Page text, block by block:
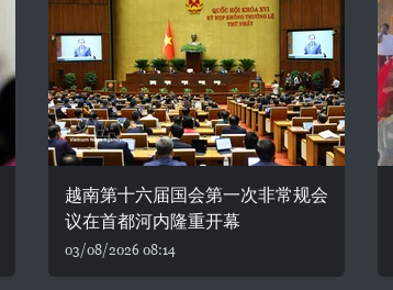
越南第十六届国会第一次非常规会
议在首都河内隆重开幕
03/08/2026 08:14